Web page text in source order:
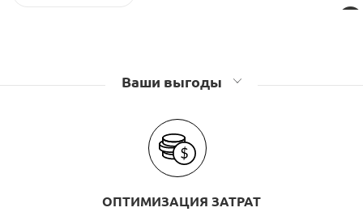
Ваши выгоды
ОПТИМИЗАЦИЯ ЗАТРАТ